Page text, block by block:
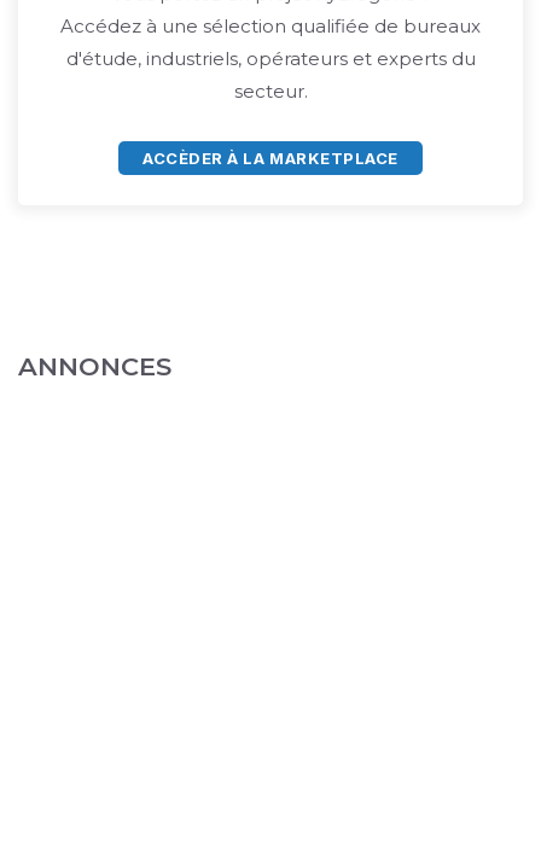
Accédez à une sélection qualifiée de bureaux
d'étude, industriels, opérateurs et experts du
secteur.
ACCÈDER À LA MARKETPLACE
ANNONCES